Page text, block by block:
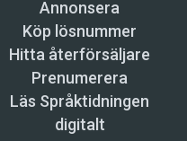
Annonsera
Köp lösnummer
Hitta återförsäljare
Prenumerera
Läs Språktidningen
digitalt